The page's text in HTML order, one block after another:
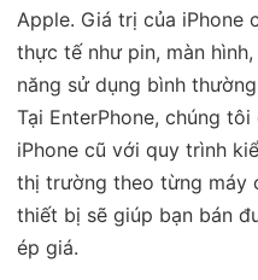
Apple. Giá trị của iPhone
thực tế như pin, màn
năng sử dụng bình
Tại EnterPhone, chúng
iPhone cũ với quy trình
thị trường theo từng máy
thiết bị sẽ giúp bạn bán
ép giá.